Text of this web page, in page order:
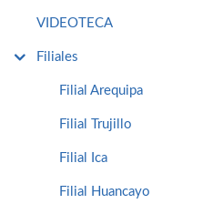
VIDEOTECA
Filiales
Filial Arequipa
Filial Trujillo
Filial Ica
Filial Huancayo